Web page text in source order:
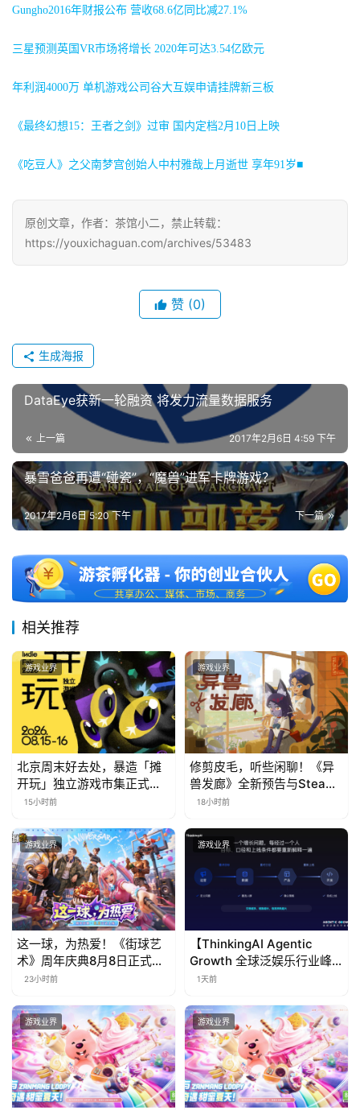
上
海
站
文
中
国
Gungho2016年财报公布 营收68.6亿同比减27.1%
三星预测英国VR市场将增长 2020年可达3.54亿欧元
年利润4000万 单机游戏公司谷大互娱申请挂牌新三板
《最终幻想15：王者之剑》过审 国内定档2月10日上映
《吃豆人》之父南梦宫创始人中村雅哉上月逝世 享年91岁■
原创文章，作者：茶馆小二，禁止转载：
https://youxichaguan.com/archives/53483
赞 (0)
生成海报
DataEye获新一轮融资 将发力流量数据服务
上一篇 2017年2月6日 4:59 下午
暴雪爸爸再遭“碰瓷”，“魔兽”进军卡牌游戏？
下一篇
2017年2月6日 5:20 下午
相关推荐
游戏业界
北京周末好去处，暴造「摊
开玩」独立游戏市集正式开
票！
15小时前
游戏业界
修剪皮毛，听些闲聊！《异
兽发廊》全新预告与Steam
免费试玩公开
18小时前
游戏业界
这一球，为热爱！《街球艺
术》周年庆典8月8日正式上
线，多重福利与全新内容同
23小时前
游戏业界
【ThinkingAI Agentic
Growth 全球泛娱乐行业峰
会】Agent 时代，人到底负
1天前
游戏业界 游戏业界